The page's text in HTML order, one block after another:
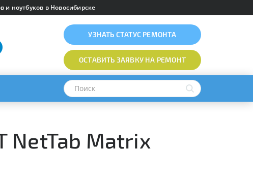
ноутбуков в Новосибирске
УЗНАТЬ СТАТУС РЕМОНТА
ОСТАВИТЬ ЗАЯВКУНА РЕМОНТ
NetTab Matrix